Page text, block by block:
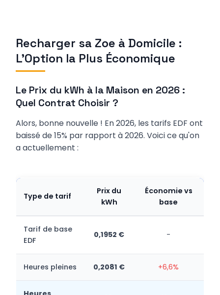
Recharger sa Zoe à Domicile :
L'Option la Plus Économique
Le Prix du kWh à la Maison en 2026 :
Quel Contrat Choisir ?
Alors, bonne nouvelle ! En 2026, les tarifs EDF ont
baissé de 15% par rapport à 2026. Voici ce qu'on
a actuellement :
Type de tarif
Prix du
kWh
Économie vs
base
Tarif de base
EDF
0,1952 € -
Heures pleines 0,2081 € +6,6%